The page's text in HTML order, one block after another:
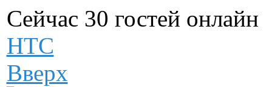
Сейчас 30 гостей онлайн
НТС
Вверх